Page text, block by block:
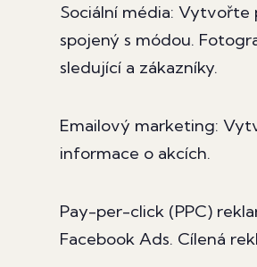
Sociální média:
spojený s módou.
sledující a zákazníky.
Emailový marketing:
informace o akcích.
Pay-per-click (PPC)
Facebook Ads. Cílená